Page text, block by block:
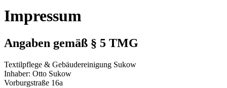
Impressum
Angaben gemäß § 5 TMG
Textilpflege & Gebäudereinigung Sukow
Inhaber: Otto Sukow
Vorburgstraße 16a